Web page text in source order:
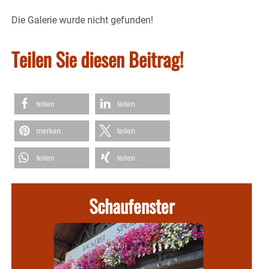
Die Galerie wurde nicht gefunden!
Teilen Sie diesen Beitrag!
teilen teilen
merken teilen
teilen teilen
Schaufenster